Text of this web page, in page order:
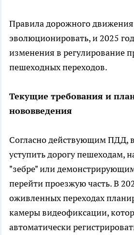
Правила дорожного
эволюционировать, и 2025
изменения в регулирование
пешеходных переходов.
Текущие требования и
нововведения
Согласно действующим ПДД,
уступить дорогу пешеходам,
"зебре" или
перейти проезжую часть. В
оживленных переходах
камеры видеофиксации,
автоматически